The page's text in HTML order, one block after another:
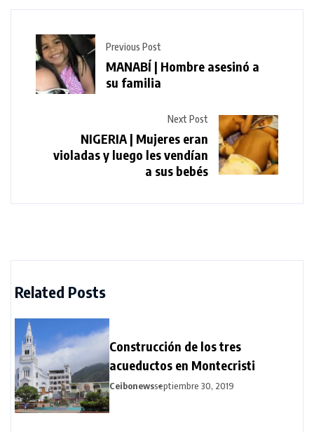
Previous Post
MANABÍ | Hombre asesinó a
su familia
Next Post
NIGERIA | Mujeres eran
violadas y luego les vendían
a sus bebés
Related Posts
Construcción de los tres
acueductos en Montecristi
Ceibonewsseptiembre 30, 2019